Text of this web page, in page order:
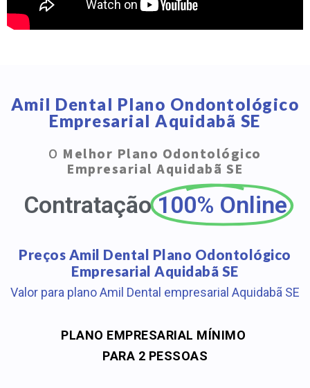
Amil Dental Plano Ondontológico
Empresarial Aquidabã SE
O Melhor Plano Odontológico
Empresarial Aquidabã SE
Contratação 100% Online
Preços Amil Dental Plano Odontológico
Empresarial Aquidabã SE
Valor para plano Amil Dental empresarial Aquidabã SE
PLANO EMPRESARIAL MÍNIMO
PARA 2 PESSOAS